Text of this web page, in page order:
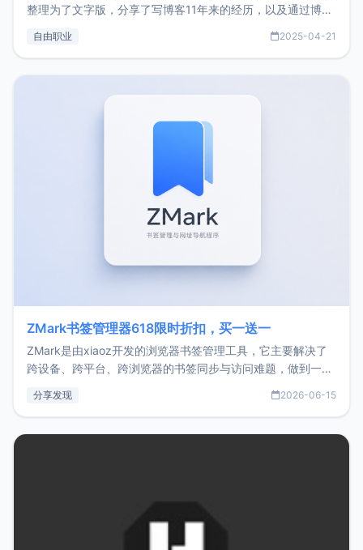
整理为了文字版，分享了写博客11年来的经历，以及通过博客
了我的首个产品ImgURL的真实数据和产品现状。自我介绍大
自由职业 2025-04-21
ZMark书签管理器618限时折扣，买一送一
ZMark是由xiaoz开发的浏览器书签管理工具，它主要解决了
跨设备、跨平台、跨浏览器的书签同步与访问难题，做到一处
用，让管理更高效。ZMark官网地址：
分享发现 2026-06-15